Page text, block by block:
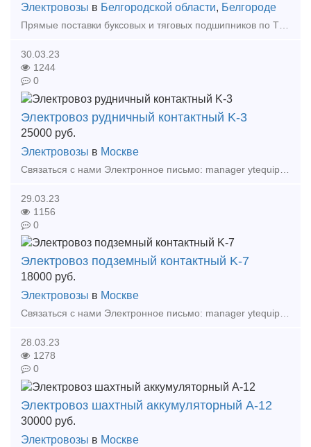
Электровозы в Белгородской области, Белгороде
30.03.23
1244
0
Электровоз рудничный контактный K-3
25000 руб.
Электровозы в Москве
29.03.23
1156
0
Электровоз подземный контактный K-7
18000 руб.
Электровозы в Москве
Связаться с нами Электронное письмо: manager ytequipment net export ytequipment net Веб-сайт: ytminig net/ телефонный номер: +86 17369222201 86 - 731 - 58528855
28.03.23
1278
0
Электровоз шахтный аккумуляторный А-12
30000 руб.
Электровозы в Москве